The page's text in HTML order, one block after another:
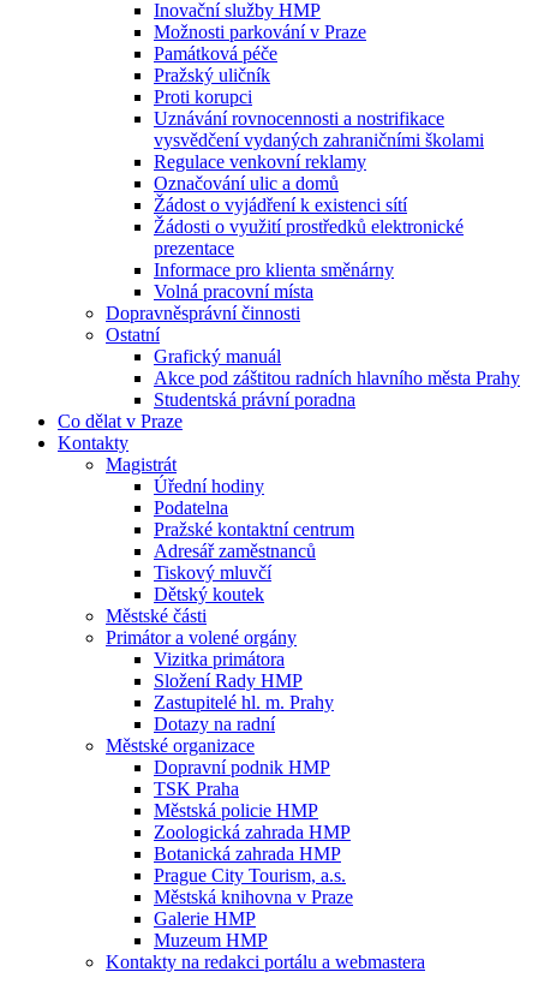
Inovační služby HMP
Možnosti parkování v Praze
Památková péče
Pražský uličník
Proti korupci
Uznávání rovnocennosti a nostrifikace
vysvědčení vydaných zahraničními školami
Regulace venkovní reklamy
Označování ulic a domů
Žádost o vyjádření k existenci sítí
Žádosti o využití prostředků elektronické
prezentace
Informace pro klienta směnárny
Volná pracovní místa
Dopravněsprávní činnosti
Ostatní
Grafický manuál
Akce pod záštitou radních hlavního města Prahy
Studentská právní poradna
Co dělat v Praze
Kontakty
Magistrát
Úřední hodiny
Podatelna
Pražské kontaktní centrum
Adresář zaměstnanců
Tiskový mluvčí
Dětský koutek
Městské části
Primátor a volené orgány
Vizitka primátora
Složení Rady HMP
Zastupitelé hl. m. Prahy
Dotazy na radní
Městské organizace
Dopravní podnik HMP
TSK Praha
Městská policie HMP
Zoologická zahrada HMP
Botanická zahrada HMP
Prague City Tourism, a.s.
Městská knihovna v Praze
Galerie HMP
Muzeum HMP
Kontakty na redakci portálu a webmastera